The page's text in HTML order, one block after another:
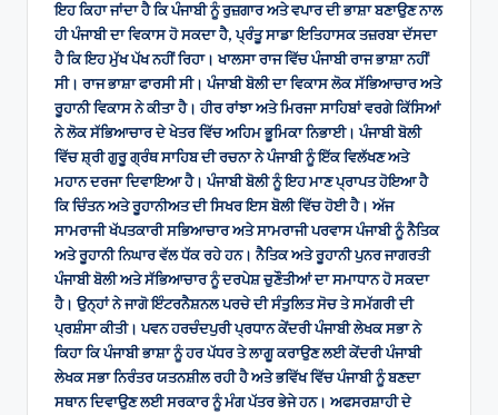
ਇਹ ਕਿਹਾ ਜਾਂਦਾ ਹੈ ਕਿ ਪੰਜਾਬੀ ਨੂੰ ਰੁਜ਼ਗਾਰ ਅਤੇ ਵਪਾਰ ਦੀ ਭਾਸ਼ਾ ਬਣਾਉਣ ਨਾਲ
ਹੀ ਪੰਜਾਬੀ ਦਾ ਵਿਕਾਸ ਹੋ ਸਕਦਾ ਹੈ, ਪ੍ਰੰਤੂ ਸਾਡਾ ਇਤਿਹਾਸਕ ਤਜ਼ਰਬਾ ਦੱਸਦਾ
ਹੈ ਕਿ ਇਹ ਮੁੱਖ ਪੱਖ ਨਹੀਂ ਰਿਹਾ। ਖਾਲਸਾ ਰਾਜ ਵਿੱਚ ਪੰਜਾਬੀ ਰਾਜ ਭਾਸ਼ਾ ਨਹੀਂ
ਸੀ। ਰਾਜ ਭਾਸ਼ਾ ਫਾਰਸੀ ਸੀ। ਪੰਜਾਬੀ ਬੋਲੀ ਦਾ ਵਿਕਾਸ ਲੋਕ ਸੱਭਿਆਚਾਰ ਅਤੇ
ਰੂਹਾਨੀ ਵਿਕਾਸ ਨੇ ਕੀਤਾ ਹੈ। ਹੀਰ ਰਾਂਝਾ ਅਤੇ ਮਿਰਜਾ ਸਾਹਿਬਾਂ ਵਰਗੇ ਕਿੱਸਿਆਂ
ਨੇ ਲੋਕ ਸੱਭਿਆਚਾਰ ਦੇ ਖੇਤਰ ਵਿੱਚ ਅਹਿਮ ਭੂਮਿਕਾ ਨਿਭਾਈ। ਪੰਜਾਬੀ ਬੋਲੀ
ਵਿੱਚ ਸ਼੍ਰੀ ਗੁਰੂ ਗ੍ਰੰਥ ਸਾਹਿਬ ਦੀ ਰਚਨਾ ਨੇ ਪੰਜਾਬੀ ਨੂੰ ਇੱਕ ਵਿਲੱਖਣ ਅਤੇ
ਮਹਾਨ ਦਰਜਾ ਦਿਵਾਇਆ ਹੈ। ਪੰਜਾਬੀ ਬੋਲੀ ਨੂੰ ਇਹ ਮਾਣ ਪ੍ਰਾਪਤ ਹੋਇਆ ਹੈ
ਕਿ ਚਿੰਤਨ ਅਤੇ ਰੂਹਾਨੀਅਤ ਦੀ ਸਿਖਰ ਇਸ ਬੋਲੀ ਵਿੱਚ ਹੋਈ ਹੈ। ਅੱਜ
ਸਾਮਰਾਜੀ ਖੱਪਤਕਾਰੀ ਸਭਿਆਚਾਰ ਅਤੇ ਸਾਮਰਾਜੀ ਪਰਵਾਸ ਪੰਜਾਬੀ ਨੂੰ ਨੈਤਿਕ
ਅਤੇ ਰੂਹਾਨੀ ਨਿਘਾਰ ਵੱਲ ਧੱਕ ਰਹੇ ਹਨ। ਨੈਤਿਕ ਅਤੇ ਰੂਹਾਨੀ ਪੁਨਰ ਜਾਗਰਤੀ
ਪੰਜਾਬੀ ਬੋਲੀ ਅਤੇ ਸੱਭਿਆਚਾਰ ਨੂੰ ਦਰਪੇਸ਼ ਚੁਣੌਤੀਆਂ ਦਾ ਸਮਾਧਾਨ ਹੋ ਸਕਦਾ
ਹੈ। ਉਨ੍ਹਾਂ ਨੇ ਜਾਗੋ ਇੰਟਰਨੈਸ਼ਨਲ ਪਰਚੇ ਦੀ ਸੰਤੁਲਿਤ ਸੋਚ ਤੇ ਸਮੱਗਰੀ ਦੀ
ਪ੍ਰਸ਼ੰਸਾ ਕੀਤੀ। ਪਵਨ ਹਰਚੰਦਪੁਰੀ ਪ੍ਰਧਾਨ ਕੇਂਦਰੀ ਪੰਜਾਬੀ ਲੇਖਕ ਸਭਾ ਨੇ
ਕਿਹਾ ਕਿ ਪੰਜਾਬੀ ਭਾਸ਼ਾ ਨੂੰ ਹਰ ਪੱਧਰ ਤੇ ਲਾਗੂ ਕਰਾਉਣ ਲਈ ਕੇਂਦਰੀ ਪੰਜਾਬੀ
ਲੇਖਕ ਸਭਾ ਨਿਰੰਤਰ ਯਤਨਸ਼ੀਲ ਰਹੀ ਹੈ ਅਤੇ ਭਵਿੱਖ ਵਿੱਚ ਪੰਜਾਬੀ ਨੂੰ ਬਣਦਾ
ਸਥਾਨ ਦਿਵਾਉਣ ਲਈ ਸਰਕਾਰ ਨੂੰ ਮੰਗ ਪੱਤਰ ਭੇਜੇ ਹਨ। ਅਫਸਰਸ਼ਾਹੀ ਦੇ